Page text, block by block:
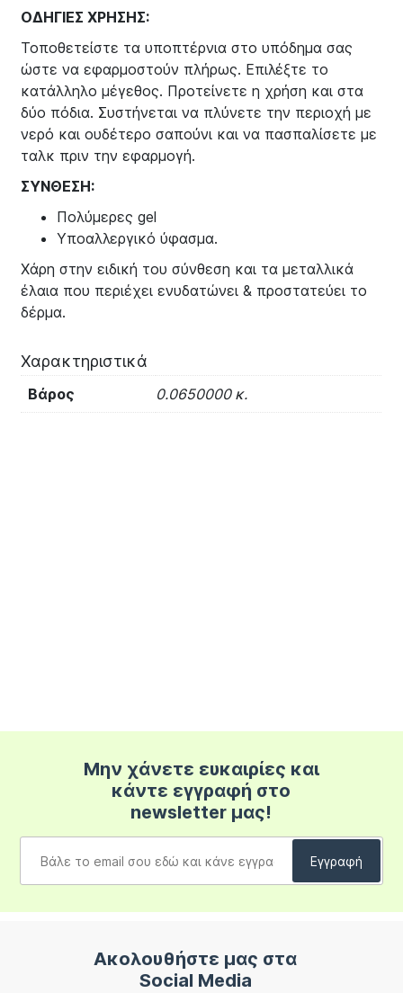
ΟΔΗΓΙΕΣ ΧΡΗΣΗΣ:
Τοποθετείστε τα υποπτέρνια στο υπόδημα σας
ώστε να εφαρμοστούν πλήρως. Επιλέξτε το
κατάλληλο μέγεθος. Προτείνετε η χρήση και στα
δύο πόδια. Συστήνεται να πλύνετε την περιοχή με
νερό και ουδέτερο σαπούνι και να πασπαλίσετε με
ταλκ πριν την εφαρμογή.
ΣΥΝΘΕΣΗ:
Πολύμερες gel
Υποαλλεργικό ύφασμα.
Χάρη στην ειδική του σύνθεση και τα μεταλλικά
έλαια που περιέχει ενυδατώνει & προστατεύει το
δέρμα.
Χαρακτηριστικά
Βάρος 0.0650000 κ.
Μην χάνετε ευκαιρίες και
κάντε εγγραφή στο
newsletter μας!
Ακολουθήστε μας στα
Social Media